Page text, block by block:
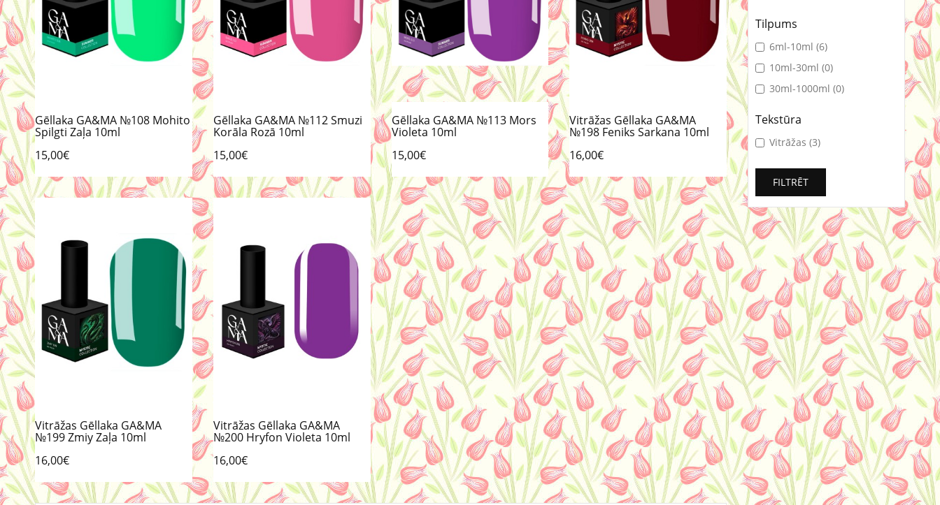
Gēllaka GA&MA №108 Mohito
Spilgti Zaļa 10ml
15,00€
Gēllaka GA&MA №112 Smuzi
Korāla Rozā 10ml
15,00€
Gēllaka GA&MA №113 Mors
Violeta 10ml
15,00€
Vitrāžas Gēllaka GA&MA
№198 Feniks Sarkana 10ml
16,00€
Vitrāžas Gēllaka GA&MA
№199 Zmiy Zaļa 10ml
16,00€
Vitrāžas Gēllaka GA&MA
№200 Hryfon Violeta 10ml
16,00€
Tilpums
6ml-10ml (6)
10ml-30ml (0)
30ml-1000ml (0)
Tekstūra
Vitrāžas (3)
FILTRĒT